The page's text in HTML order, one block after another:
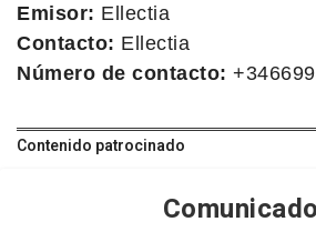
Emisor: Ellectia
Contacto: Ellectia
Número de contacto:
Contenido patrocinado